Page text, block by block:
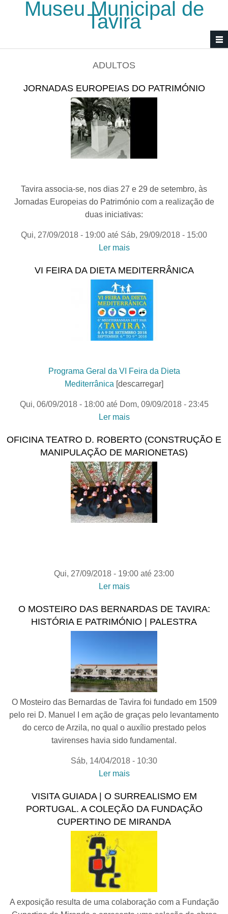
Passar para o conteúdo principal
Museu Municipal de
Tavira
ADULTOS
JORNADAS EUROPEIAS DO PATRIMÓNIO
Tavira associa-se, nos dias 27 e 29 de setembro, às
Jornadas Europeias do Património com a realização de
duas iniciativas:
Qui, 27/09/2018 - 19:00 até Sáb, 29/09/2018 - 15:00
Ler mais
VI FEIRA DA DIETA MEDITERRÂNICA
Programa Geral da VI Feira da Dieta
Mediterrânica [descarregar]
Qui, 06/09/2018 - 18:00até Dom, 09/09/2018 - 23:45
Ler mais
OFICINA TEATRO D. ROBERTO (CONSTRUÇÃO E
MANIPULAÇÃO DE MARIONETAS)
Qui, 27/09/2018 - 19:00 até 23:00
Ler maisacerca de Oficina TEATRO
e manipulação de
marionetas)
O MOSTEIRO DAS BERNARDAS DE TAVIRA:
HISTÓRIA E PATRIMÓNIO | PALESTRA
O Mosteiro das Bernardas de Tavira foi fundado em 1509
pelo rei D. Manuel I em ação de graças pelo levantamento
do cerco de Arzila, no qual o auxílio prestado pelos
tavirenses havia sido fundamental.
Sáb, 14/04/2018 - 10:30
Ler mais
TAVIRA: HISTÓRIA E
PATRIMÓNIO | palestra
VISITA GUIADA | O SURREALISMO EM
PORTUGAL. A COLEÇÃO DA FUNDAÇÃO
CUPERTINO DE MIRANDA
A exposição resulta de uma colaboração com a Fundação